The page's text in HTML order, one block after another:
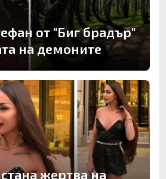
от "Биг брадър"
на демоните
жертва на